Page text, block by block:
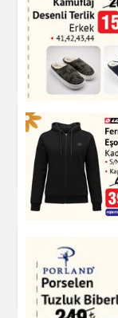
Altın Rimli
Çay Fincan
cc
Çay & Kahve & Şeker
Kamuflaj
Erkek Terlik
Ayakkabı
Fermuarlı
Üstü Kadın
Giyim